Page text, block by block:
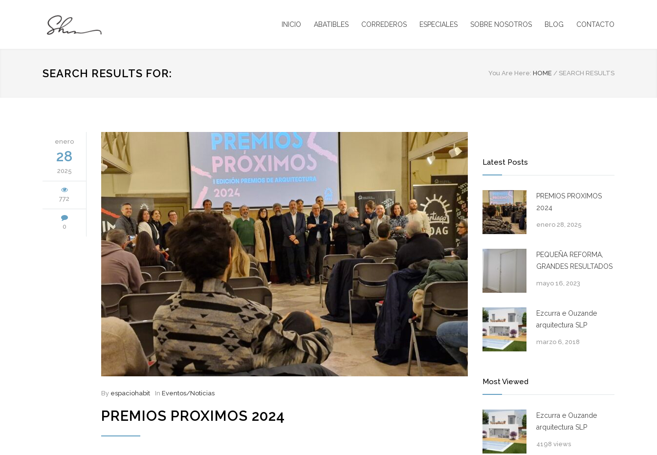
INICIO ABATIBLES CORREDEROS ESPECIALES SOBRE NOSOTROS BLOG CONTACTO
SEARCH RESULTS FOR: You Are Here: HOME / SEARCH RESULTS
enero
28
2025
772
0
By espaciohabit In Eventos/Noticias
PREMIOS PROXIMOS 2024
Latest Posts
PREMIOS PROXIMOS
2024
enero 28, 2025
PEQUEÑA REFORMA,
GRANDES RESULTADOS
mayo 16, 2023
Ezcurra e Ouzande
arquitectura SLP
marzo 6, 2018
Most Viewed
Ezcurra e Ouzande
arquitectura SLP
4198 views